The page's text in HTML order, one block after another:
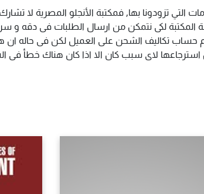
التي تزودونا بها, فمكتبة الأنجلو المصرية لا
لكى نتمكن من ارسال الطلبات فى دقه و
حساب تكاليف الشحن على العميل لكن فى حاله ان
استرجاعها لاى سبب كان الا اذا كان هناك خطأ